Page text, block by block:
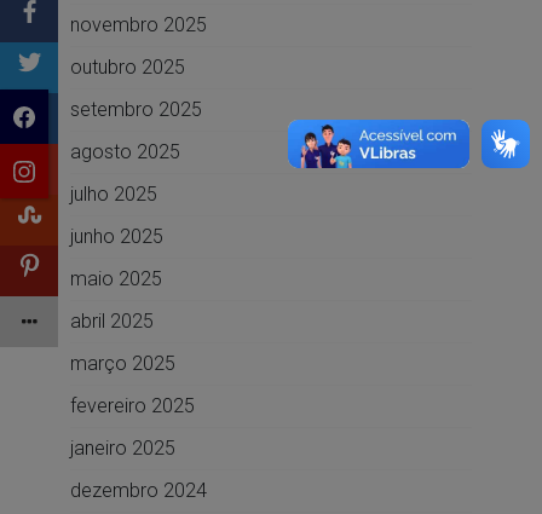
novembro 2025
outubro 2025
setembro 2025
agosto 2025
julho 2025
junho 2025
maio 2025
abril 2025
março 2025
fevereiro 2025
janeiro 2025
dezembro 2024